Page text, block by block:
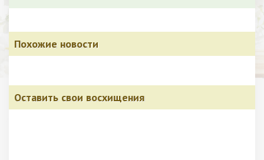
Похожие новости
Оставить свои восхищения